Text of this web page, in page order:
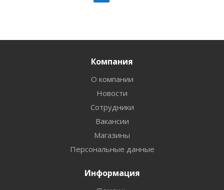
Компания
О компании
Новости
Сотрудники
Вакансии
Магазины
Персональные данные
Информация